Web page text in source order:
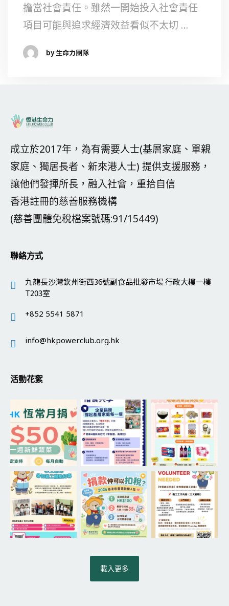
擔當社會責任。雖然一開始投入社會責任
項目可能與追求經濟效益看似不太切 …
by 生命力團隊
成立於2017年，為有需要人士(基層家庭、單親
家庭、獨居長者、新來港人士) 提供支援服務，
讓他們發揮所長，融入社會，重拾自信
香港註冊的慈善服務機構
(慈善團體免稅檔案號碼:91/15449)
聯絡方式
九龍長沙灣欽州街西36號副食品批發市場 行政大樓一樓
T203室
+852 5541 5871
info@hkpowerclub.org.hk
活動花絮
載入更多